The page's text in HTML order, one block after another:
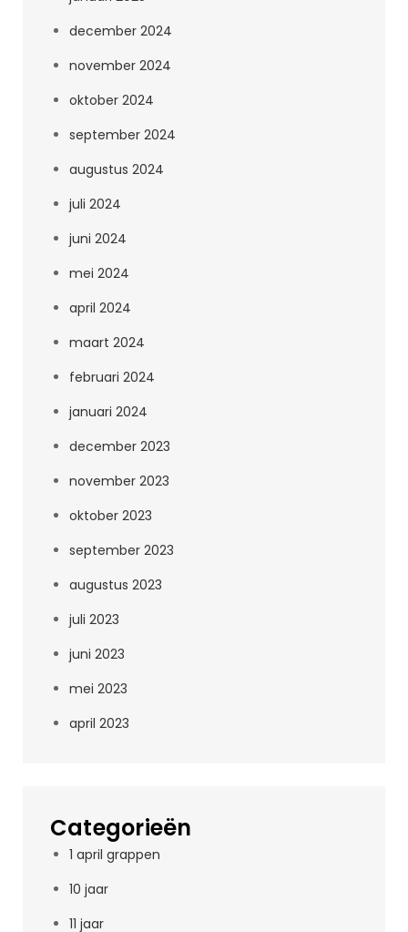
december 2024
november 2024
oktober 2024
september 2024
augustus 2024
juli 2024
juni 2024
mei 2024
april 2024
maart 2024
februari 2024
januari 2024
december 2023
november 2023
oktober 2023
september 2023
augustus 2023
juli 2023
juni 2023
mei 2023
april 2023
Categorieën
1 april grappen
10 jaar
11 jaar